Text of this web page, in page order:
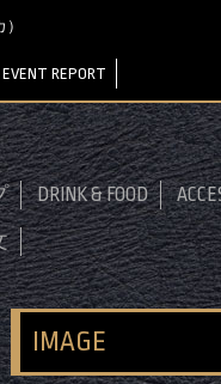
EVENT REPORT
DRINK & FOOD
IMAGE